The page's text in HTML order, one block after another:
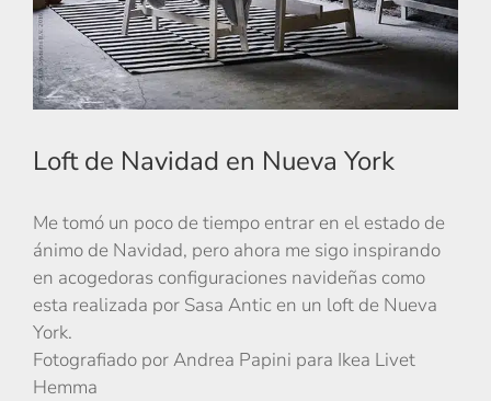
Loft de Navidad en Nueva York
Me tomó un poco de tiempo entrar en el estado de
ánimo de Navidad, pero ahora me sigo inspirando
en acogedoras configuraciones navideñas como
esta realizada por Sasa Antic en un loft de Nueva
York.
Fotografiado por Andrea Papini para Ikea Livet
Hemma